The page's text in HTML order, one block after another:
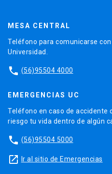
MESA CENTRAL
Teléfono para comunicarse
Universidad.
phone (56)95504 4000
EMERGENCIAS UC
Teléfono en caso de accidente
riesgo tu vida dentro de algún
phone (56)95504 5000
launch Ir al sitio de Emergencias